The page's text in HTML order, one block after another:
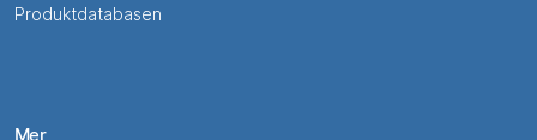
Produktdatabasen
Mer